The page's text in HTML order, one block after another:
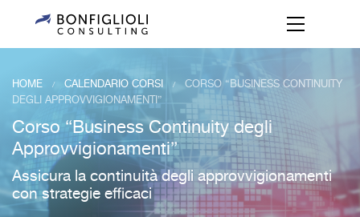
HOME / CALENDARIO CORSI /
CORSO “BUSINESS CONTINUITY
DEGLI APPROVVIGIONAMENTI”
Corso “Business Continuity degli
Approvvigionamenti”
Assicura la continuità degli approvvigionamenti
con strategie efficaci